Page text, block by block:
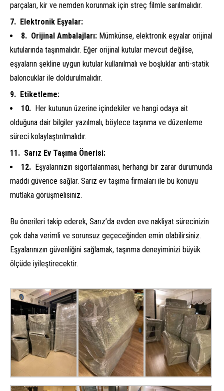
parçaları, kir ve nemden korunmak için streç filmle sarılmalıdır.
Elektronik Eşyalar:
Orijinal Ambalajları: Mümkünse, elektronik eşyalar orijinal
kutularında taşınmalıdır. Eğer orijinal kutular mevcut değilse,
eşyaların şekline uygun kutular kullanılmalı ve boşluklar anti-statik
baloncuklar ile doldurulmalıdır.
Etiketleme:
Her kutunun üzerine içindekiler ve hangi odaya ait
olduğuna dair bilgiler yazılmalı, böylece taşınma ve düzenleme
süreci kolaylaştırılmalıdır.
Sarız Ev Taşıma Önerisi:
Eşyalarınızın sigortalanması, herhangi bir zarar durumunda
maddi güvence sağlar. Sarız ev taşıma firmaları ile bu konuyu
mutlaka görüşmelisiniz.
Bu önerileri takip ederek, Sarız’da evden eve nakliyat sürecinizin
çok daha verimli ve sorunsuz geçeceğinden emin olabilirsiniz.
Eşyalarınızın güvenliğini sağlamak, taşınma deneyiminizi büyük
ölçüde iyileştirecektir.